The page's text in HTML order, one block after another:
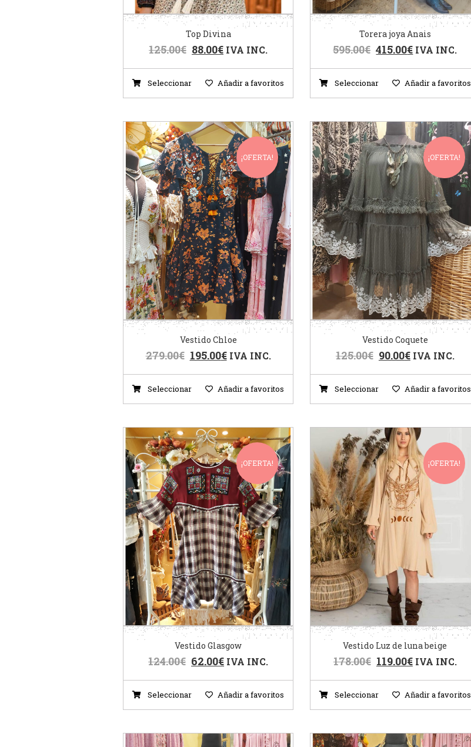
Top Divina
125.00€ 88.00€ IVA INC.
Seleccionar Añadir a favoritos
Torera joya Anais
595.00€ 415.00€ IVA INC.
Seleccionar Añadir a favoritos
¡OFERTA!
Vestido Chloe
279.00€ 195.00€ IVA INC.
Seleccionar Añadir a favoritos
¡OFERTA!
Vestido Coquete
125.00€ 90.00€ IVA INC.
Seleccionar Añadir a favoritos
¡OFERTA!
Vestido Glasgow
124.00€ 62.00€ IVA INC.
Seleccionar Añadir a favoritos
¡OFERTA!
Vestido Luz de luna beige
178.00€ 119.00€ IVA INC.
Seleccionar Añadir a favoritos